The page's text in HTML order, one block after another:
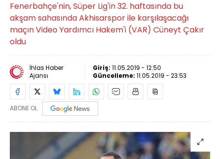
Fenerbahçe'nin, Süper Lig'in 32. haftasında bu
akşam sahasında Akhisarspor ile karşılaşacağı
maçın Video Yardımcı Hakem'i (VAR) Cüneyt Çakır
oldu
İhlas Haber
Ajansı
Giriş: 11.05.2019 - 12:50
Güncelleme: 11.05.2019 - 23:53
ABONE OL